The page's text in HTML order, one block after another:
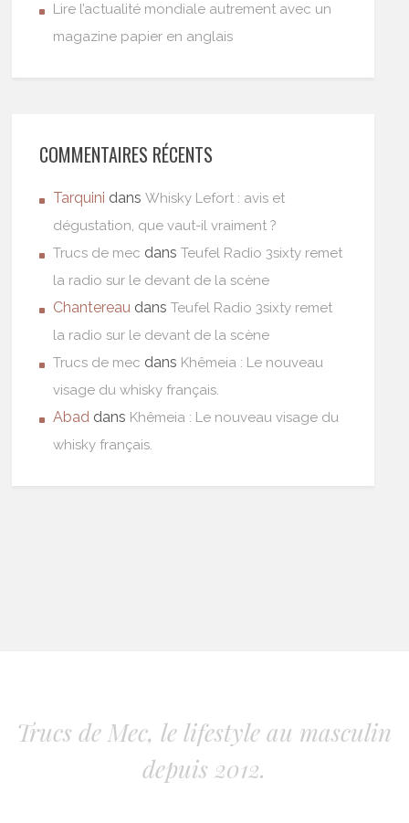
Lire l’actualité mondiale autrement avec un
magazine papier en anglais
COMMENTAIRES RÉCENTS
Tarquini dansWhisky Lefort : avis et
dégustation, que vaut-il vraiment ?
Trucs de mec dansTeufel Radio 3sixty remet
la radio sur le devant de la scène
Chantereau dansTeufel Radio 3sixty remet
la radio sur le devant de la scène
Trucs de mec dans Khêmeia : Le nouveau
visage du whisky français.
Abad dans Khêmeia : Le nouveau visage du
whisky français.
Trucs de Mec, le lifestyle au masculin
depuis 2012.